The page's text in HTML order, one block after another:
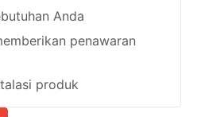
Anda
penawaran
produk